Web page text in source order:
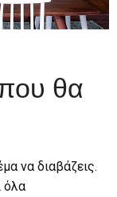
που θα
να διαβάζεις.
όλα